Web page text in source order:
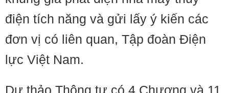
điện tích năng và gửi lấy ý kiến các
đơn vị có liên quan, Tập đoàn Điện
lực Việt Nam.
Dự thảo Thông tư có 4 Chương và 11